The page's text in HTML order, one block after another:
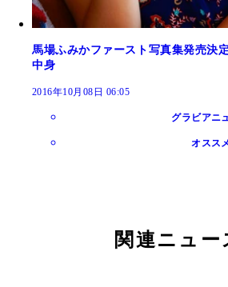
馬場ふみかファースト写真集発売決
中身
2016年10月08日 06:05
グラビアニ
オスス
関連ニュー